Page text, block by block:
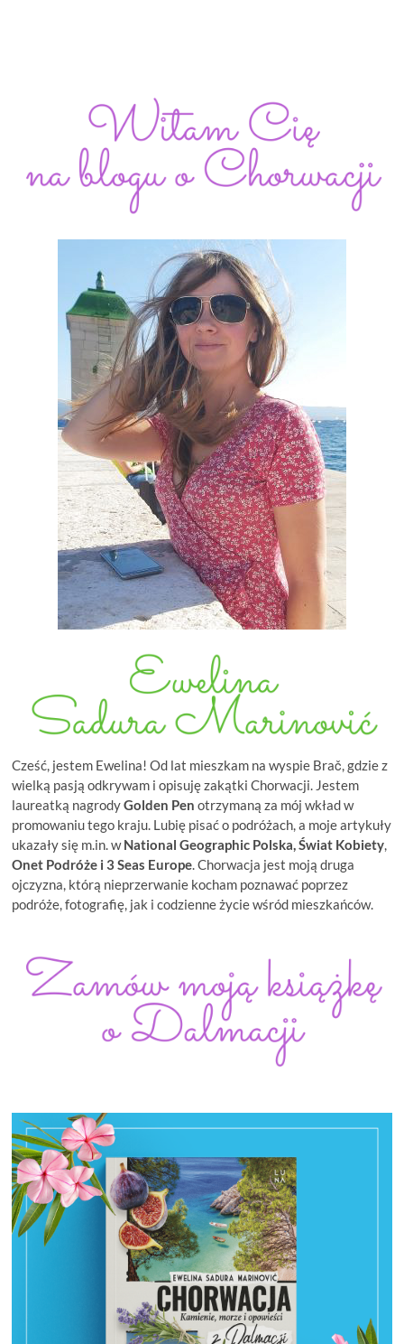
Cześć, jestem Ewelina! Od lat mieszkam na wyspie Brač, gdzie z
wielką pasją odkrywam i opisuję zakątki Chorwacji. Jestem
laureatką nagrodyGolden Penotrzymaną za mój wkład w
promowaniu tego kraju. Lubię pisać o podróżach, a moje artykuły
ukazały się m.in. wNational Geographic Polska, Świat Kobiety,
Onet Podróże i 3 Seas Europe. Chorwacja jest moją druga
ojczyzna, którą nieprzerwanie kocham poznawać poprzez
podróże, fotografię, jak i codzienne życie wśród mieszkańców.